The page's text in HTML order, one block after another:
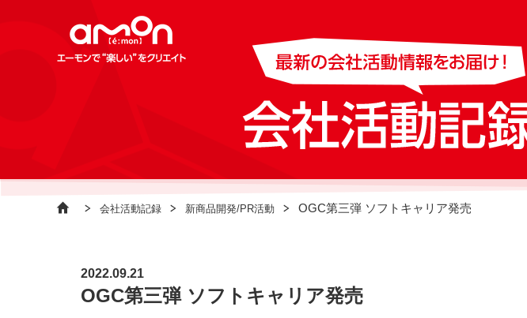
会社活動記録 新商品開発/PR活動 OGC第三弾 ソフトキャリア発売
2022.09.21
OGC第三弾 ソフトキャリア発売